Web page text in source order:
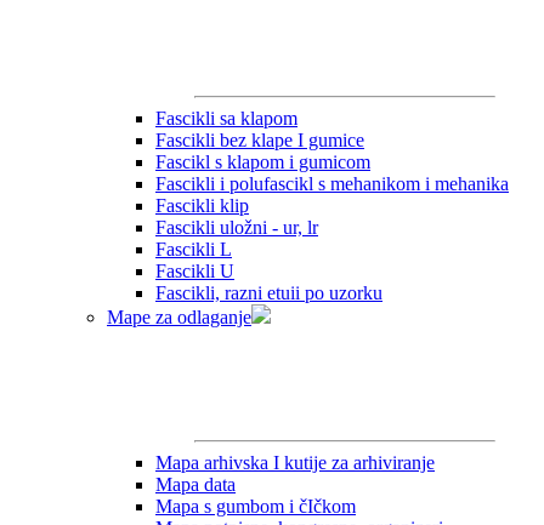
Fascikli sa klapom
Fascikli bez klape I gumice
Fascikl s klapom i gumicom
Fascikli i polufascikl s mehanikom i mehanika
Fascikli klip
Fascikli uložni - ur, lr
Fascikli L
Fascikli U
Fascikli, razni etuii po uzorku
Mape za odlaganje
Mapa arhivska I kutije za arhiviranje
Mapa data
Mapa s gumbom i čIčkom